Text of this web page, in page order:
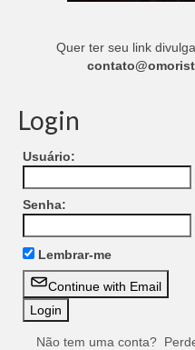
Quer ter seu link
Login
Usuário:
Senha:
Lembrar-me
Continue with Email
Não tem uma conta?